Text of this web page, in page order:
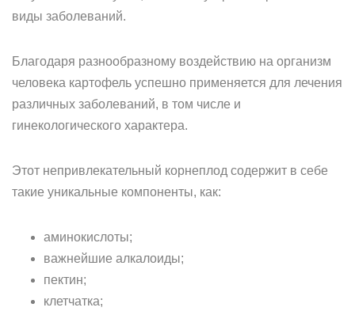
виды заболеваний.
Благодаря разнообразному воздействию на организм
человека картофель успешно применяется для лечения
различных заболеваний, в том числе и
гинекологического характера.
Этот непривлекательный корнеплод содержит в себе
такие уникальные компоненты, как:
аминокислоты;
важнейшие алкалоиды;
пектин;
клетчатка;